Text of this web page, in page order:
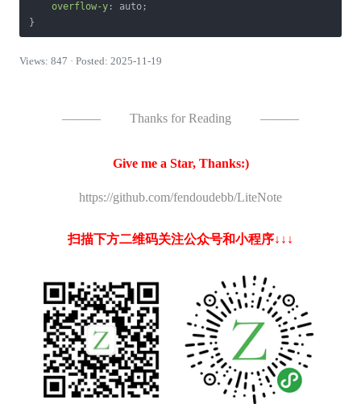
overflow-y : auto;
Views: 847 · Posted: 2025-11-19
——— Thanks for Reading ———
Give me a Star, Thanks:)
https://github.com/fendoudebb/LiteNote
扫描下方二维码关注公众号和小程序↓↓↓